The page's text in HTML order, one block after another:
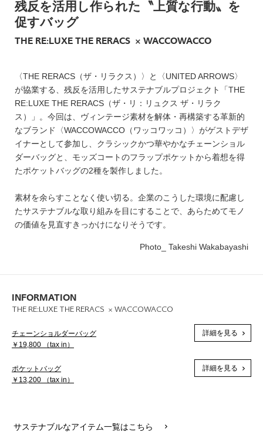
残反を活用し作られた〝上質な行動〟を
促すバッグ
THE RE:LUXE THE RERACS × WACCOWACCO
〈THE RERACS（ザ・リラクス）〉と〈UNITED ARROWS〉
が協業する、残反を活用したサステナブルプロジェクト「THE
RE:LUXE THE RERACS（ザ・リ：リュクス ザ・リラク
ス）」。今回は、ヴィンテージ素材を解体・再構築する革新的
なブランド〈WACCOWACCO（ワッコワッコ）〉がゲストデザ
イナーとして参加し、クラシックかつ華やかなチェーンショル
ダーバッグと、モッズコートのフラップポケットから着想を得
たポケットバッグの2種を製作しました。
素材を余らすことなく使い切る。企業のこうした環境に配慮し
たサステナブルな取り組みを目にすることで、あらためてモノ
の価値を見直すきっかけになりそうです。
Photo_ Takeshi Wakabayashi
INFORMATION
THE RE:LUXE THE RERACS × WACCOWACCO
チェーンショルダーバッグ
￥19,800 （tax in）
詳細を見る
ポケットバッグ
￥13,200 （tax in）
詳細を見る
サステナブルなアイテム一覧はこちら